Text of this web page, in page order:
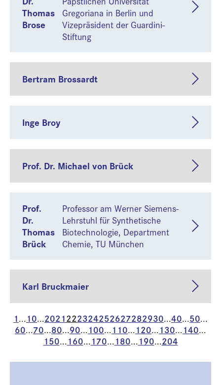
Thomas
Brose
Gregoriana in Berlin und
Vizepräsident der Guardini-
Stiftung
Bertram Brossardt
Inge Broy
Prof. Dr. Michael von Brück
Prof.
Dr.
Thomas
Brück
Professor am Werner Siemens-
Lehrstuhl für Synthetische
Biotechnologie, Department
Chemie, TU München
Karl Bruckmaier
1...10...2021222324252627282930...40...50...
60...70...80...90...100...110...120...130...140...
150...160...170...180...190...204